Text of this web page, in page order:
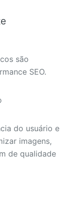
são
SEO.
do usuário e
imagens,
de qualidade